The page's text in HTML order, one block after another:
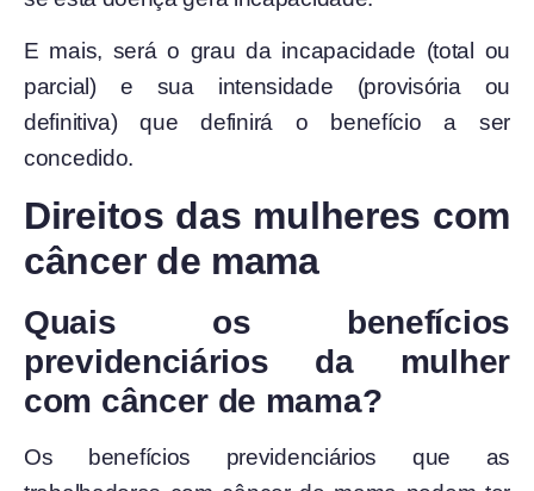
E mais, será o grau da incapacidade (total ou
parcial) e sua intensidade (provisória ou
definitiva) que definirá o benefício a ser
concedido.
Direitos das mulheres com
câncer de mama
Quais os benefícios
previdenciários da mulher
com câncer de mama?
Os benefícios previdenciários que as